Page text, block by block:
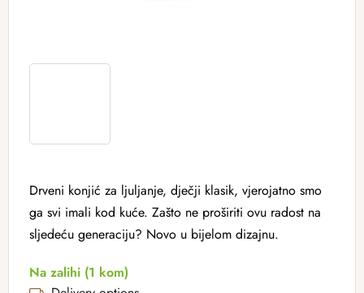
Drveni konjić za ljuljanje, dječji klasik, vjerojatno smo
ga svi imali kod kuće. Zašto ne proširiti ovu radost na
sljedeću generaciju? Novo u bijelom dizajnu.
Na zalihi (1 kom)